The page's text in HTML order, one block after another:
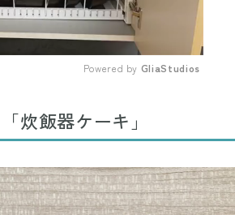
Powered by GliaStudios
炊飯器ケーキ」